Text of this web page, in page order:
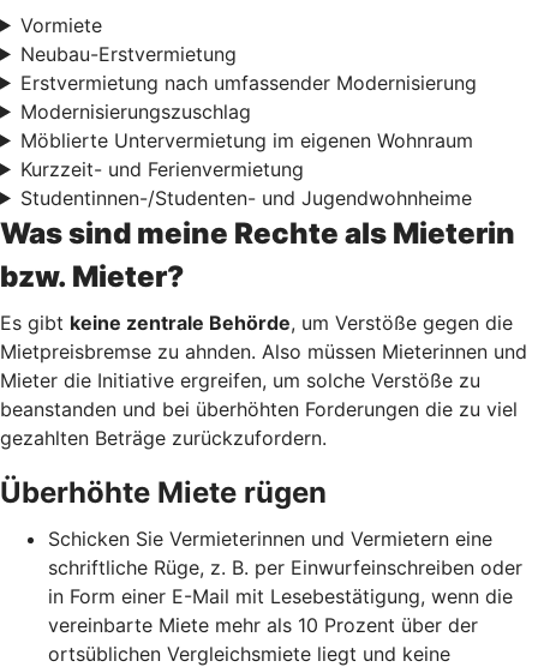
Vormiete
Neubau-Erstvermietung
Erstvermietung nach umfassender Modernisierung
Modernisierungszuschlag
Möblierte Untervermietung im eigenen Wohnraum
Kurzzeit- und Ferienvermietung
Studentinnen-/Studenten- und Jugendwohnheime
Was sind meine Rechte als Mieterin
bzw. Mieter?
Es gibt keine zentrale Behörde, um Verstöße gegen die
Mietpreisbremse zu ahnden. Also müssen Mieterinnen und
Mieter die Initiative ergreifen, um solche Verstöße zu
beanstanden und bei überhöhten Forderungen die zu viel
gezahlten Beträge zurückzufordern.
Überhöhte Miete rügen
Schicken Sie Vermieterinnen und Vermietern eine
schriftliche Rüge, z. B. per Einwurfeinschreiben oder
in Form einer E-Mail mit Lesebestätigung, wenn die
vereinbarte Miete mehr als 10 Prozent über der
ortsüblichen Vergleichsmiete liegt und keine